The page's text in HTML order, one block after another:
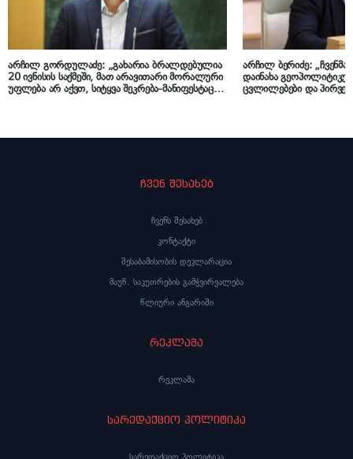
არჩილ გორდულაძე: „გახარია ბრალდებულია
20 ივნისის საქმეში, მათ არავითარი მორალური
უფლება არ აქვთ, სიტყვა შეკრება-მანიფესტაცია
უნდა გააკეთოს, რომ შეკრებისა და
არჩილ ბერიძე:
დაინახა
ცვლილებები და
პარტნიორებთან, ისე
ჩვენ შესახებ
ჩვენს შესახებ
კონტაქტი
შესაბამისობის დეკლარაცია
მაუწ. საკუთრების გამჭვირვალება
წლიური ანგარიში
რეკლამა
რეკლამა
სარედაქციო პოლიტიკა
სარედაქციო პოლიტიკა